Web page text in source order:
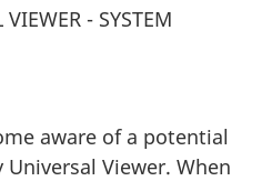
- SYSTEM
aware of a potential
Viewer. When